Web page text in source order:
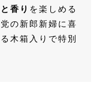
香り を楽しめる
の新郎新婦に喜
木箱入りで特別